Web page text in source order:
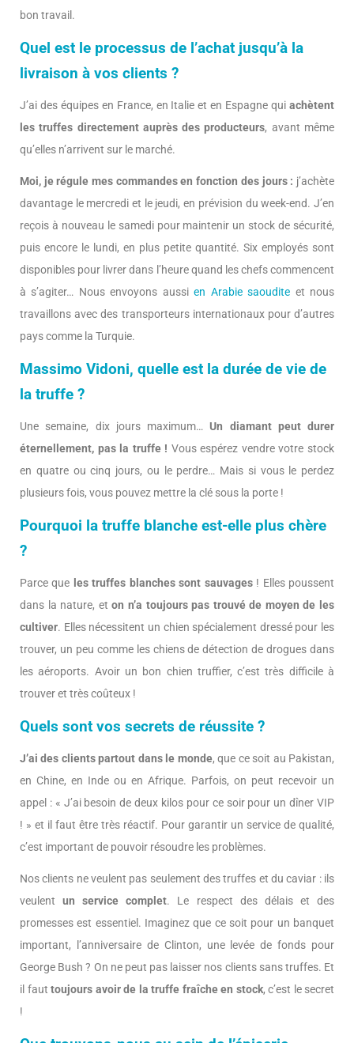
bon travail.
Quel est le processus de l’achat jusqu’à la
livraison à vos clients ?
J’ai des équipes en France, en Italie et en Espagne qui achètent
les truffes directement auprès des producteurs, avant même
qu’elles n’arrivent sur le marché.
Moi, je régule mes commandes en fonction des jours : j’achète
davantage le mercredi et le jeudi, en prévision du week-end. J’en
reçois à nouveau le samedi pour maintenir un stock de sécurité,
puis encore le lundi, en plus petite quantité. Six employés sont
disponibles pour livrer dans l’heure quand les chefs commencent
à s’agiter… Nous envoyons aussien Arabie saoudite et nous
travaillons avec des transporteurs internationaux pour d’autres
pays comme la Turquie.
Massimo Vidoni, quelle est la durée de vie de
la truffe ?
Une semaine, dix jours maximum…Un diamant peut durer
éternellement, pas la truffe ! Vous espérez vendre votre stock
en quatre ou cinq jours, ou le perdre… Mais si vous le perdez
plusieurs fois, vous pouvez mettre la clé sous la porte !
Pourquoi la truffe blanche est-elle plus chère
?
Parce que les truffes blanches sont sauvages! Elles poussent
dans la nature, eton n’a toujours pas trouvé de moyen de les
cultiver. Elles nécessitent un chien spécialement dressé pour les
trouver, un peu comme les chiens de détection de drogues dans
les aéroports. Avoir un bon chien truffier, c’est très difficile à
trouver et très coûteux !
Quels sont vos secrets de réussite ?
J’ai des clients partout dans le monde, que ce soit au Pakistan,
en Chine, en Inde ou en Afrique. Parfois, on peut recevoir un
appel : « J’ai besoin de deux kilos pour ce soir pour un dîner VIP
! » et il faut être très réactif. Pour garantir un service de qualité,
c’est important de pouvoir résoudre les problèmes.
Nos clients ne veulent pas seulement des truffes et du caviar : ils
veulentun service complet. Le respect des délais et des
promesses est essentiel. Imaginez que ce soit pour un banquet
important, l’anniversaire de Clinton, une levée de fonds pour
George Bush ? On ne peut pas laisser nos clients sans truffes. Et
il faut toujours avoir de la truffe fraîche en stock, c’est le secret
!